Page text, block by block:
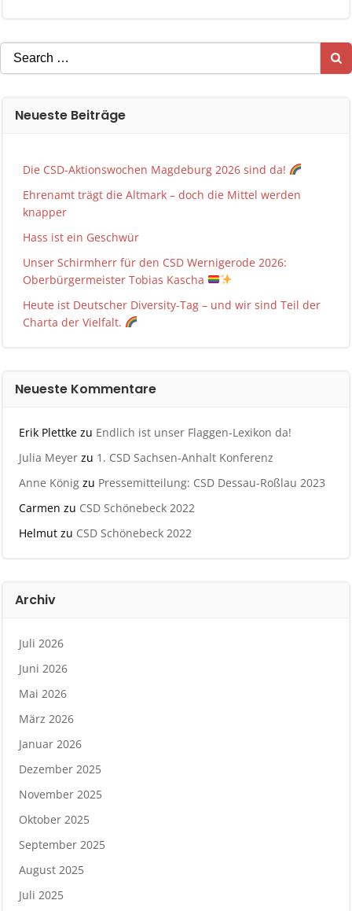
Search
for:
Neueste Beiträge
Die CSD-Aktionswochen Magdeburg 2026 sind da!
Ehrenamt trägt die Altmark – doch die Mittel werden
knapper
Hass ist ein Geschwür
Unser Schirmherr für den CSD Wernigerode 2026:
Oberbürgermeister Tobias Kascha
Heute ist Deutscher Diversity-Tag – und wir sind Teil der
Charta der Vielfalt.
Neueste Kommentare
Erik Plettke zu Endlich ist unser Flaggen-Lexikon da!
Julia Meyer zu 1. CSD Sachsen-Anhalt Konferenz
Anne König zu Pressemitteilung: CSD Dessau-Roßlau 2023
Carmen zu CSD Schönebeck 2022
Helmut zu CSD Schönebeck 2022
Archiv
Juli 2026
Juni 2026
Mai 2026
März 2026
Januar 2026
Dezember 2025
November 2025
Oktober 2025
September 2025
August 2025
Juli 2025